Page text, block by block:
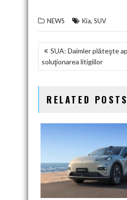
NEWS Kia, SUV
NAVIGARE
ÎN
SUA: Daimler plăteşte
soluţionarea litigiilor
RELATED POSTS